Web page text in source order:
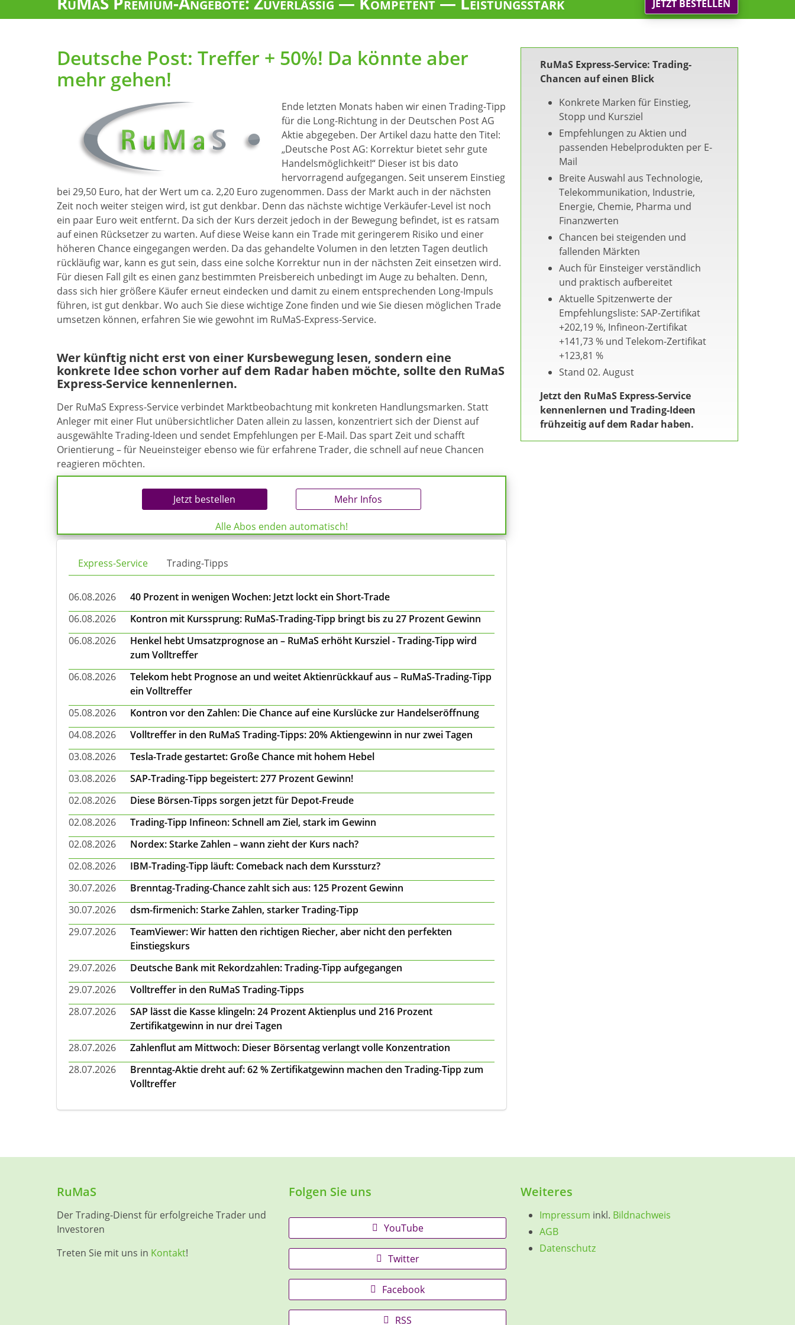
JETZT BESTELLEN
Deutsche Post: Treffer + 50%! Da könnte aber
mehr gehen!
Ende letzten Monats haben wir einen Trading-Tipp
für die Long-Richtung in der Deutschen Post AG
Aktie abgegeben. Der Artikel dazu hatte den Titel:
„Deutsche Post AG: Korrektur bietet sehr gute
Handelsmöglichkeit!“ Dieser ist bis dato
hervorragend aufgegangen. Seit unserem Einstieg
bei 29,50 Euro, hat der Wert um ca. 2,20 Euro zugenommen. Dass der Markt auch in der nächsten
Zeit noch weiter steigen wird, ist gut denkbar. Denn das nächste wichtige Verkäufer-Level ist noch
ein paar Euro weit entfernt. Da sich der Kurs derzeit jedoch in der Bewegung befindet, ist es ratsam
auf einen Rücksetzer zu warten. Auf diese Weise kann ein Trade mit geringerem Risiko und einer
höheren Chance eingegangen werden. Da das gehandelte Volumen in den letzten Tagen deutlich
rückläufig war, kann es gut sein, dass eine solche Korrektur nun in der nächsten Zeit einsetzen wird.
Für diesen Fall gilt es einen ganz bestimmten Preisbereich unbedingt im Auge zu behalten. Denn,
dass sich hier größere Käufer erneut eindecken und damit zu einem entsprechenden Long-Impuls
führen, ist gut denkbar. Wo auch Sie diese wichtige Zone finden und wie Sie diesen möglichen Trade
umsetzen können, erfahren Sie wie gewohnt im RuMaS-Express-Service.
Wer künftig nicht erst von einer Kursbewegung lesen, sondern eine
konkrete Idee schon vorher auf dem Radar haben möchte, sollte den RuMaS
Express-Service kennenlernen.
Der RuMaS Express-Service verbindet Marktbeobachtung mit konkreten Handlungsmarken. Statt
Anleger mit einer Flut unübersichtlicher Daten allein zu lassen, konzentriert sich der Dienst auf
ausgewählte Trading-Ideen und sendet Empfehlungen per E-Mail. Das spart Zeit und schafft
Orientierung – für Neueinsteiger ebenso wie für erfahrene Trader, die schnell auf neue Chancen
reagieren möchten.
Jetzt bestellen Mehr Infos
Alle Abos enden automatisch!
Express-Service Trading-Tipps
06.08.2026
40 Prozent in wenigen Wochen: Jetzt lockt ein Short-Trade
06.08.2026
Kontron mit Kurssprung: RuMaS-Trading-Tipp bringt bis zu 27 Prozent Gewinn
06.08.2026
Henkel hebt Umsatzprognose an – RuMaS erhöht Kursziel - Trading-Tipp wird
zum Volltreffer
06.08.2026
Telekom hebt Prognose an und weitet Aktienrückkauf aus – RuMaS-Trading-Tipp
ein Volltreffer
05.08.2026
Kontron vor den Zahlen: Die Chance auf eine Kurslücke zur Handelseröffnung
04.08.2026
Volltreffer in den RuMaS Trading-Tipps: 20% Aktiengewinn in nur zwei Tagen
03.08.2026
Tesla-Trade gestartet: Große Chance mit hohem Hebel
03.08.2026
SAP-Trading-Tipp begeistert: 277 Prozent Gewinn!
02.08.2026
Diese Börsen-Tipps sorgen jetzt für Depot-Freude
02.08.2026
Trading-Tipp Infineon: Schnell am Ziel, stark im Gewinn
02.08.2026
Nordex: Starke Zahlen – wann zieht der Kurs nach?
02.08.2026
IBM-Trading-Tipp läuft: Comeback nach dem Kurssturz?
30.07.2026
Brenntag-Trading-Chance zahlt sich aus: 125 Prozent Gewinn
30.07.2026
dsm-firmenich: Starke Zahlen, starker Trading-Tipp
29.07.2026
TeamViewer: Wir hatten den richtigen Riecher, aber nicht den perfekten
Einstiegskurs
29.07.2026
Deutsche Bank mit Rekordzahlen: Trading-Tipp aufgegangen
29.07.2026
Volltreffer in den RuMaS Trading-Tipps
28.07.2026
SAP lässt die Kasse klingeln: 24 Prozent Aktienplus und 216 Prozent
Zertifikatgewinn in nur drei Tagen
28.07.2026
Zahlenflut am Mittwoch: Dieser Börsentag verlangt volle Konzentration
28.07.2026
Brenntag-Aktie dreht auf: 62 % Zertifikatgewinn machen den Trading-Tipp zum
Volltreffer
RuMaS Express-Service: Trading-
Chancen auf einen Blick
Konkrete Marken für Einstieg,
Stopp und Kursziel
Empfehlungen zu Aktien und
passenden Hebelprodukten per E-
Mail
Breite Auswahl aus Technologie,
Telekommunikation, Industrie,
Energie, Chemie, Pharma und
Finanzwerten
Chancen bei steigenden und
fallenden Märkten
Auch für Einsteiger verständlich
und praktisch aufbereitet
Aktuelle Spitzenwerte der
Empfehlungsliste: SAP-Zertifikat
+202,19 %, Infineon-Zertifikat
+141,73 % und Telekom-Zertifikat
+123,81 %
Stand 02. August
Jetzt den RuMaS Express-Service
kennenlernen und Trading-Ideen
frühzeitig auf dem Radar haben.
RuMaS
Der Trading-Dienst für erfolgreiche Trader und
Investoren
Treten Sie mit uns in Kontakt!
Folgen Sie uns
YouTube
Twitter
Facebook
RSS
Weiteres
Impressum inkl. Bildnachweis
AGB
Datenschutz